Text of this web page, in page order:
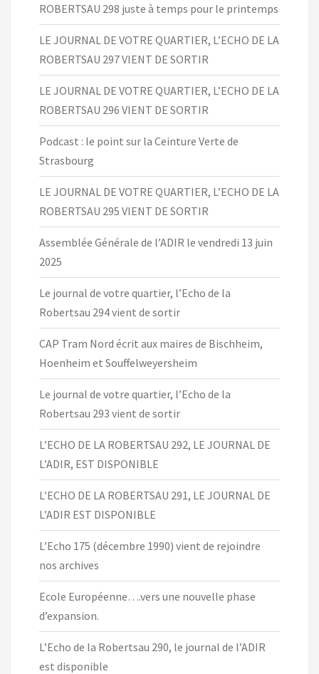
ROBERTSAU 298 juste à temps pour le printemps
LE JOURNAL DE VOTRE QUARTIER, L’ECHO DE LA
ROBERTSAU 297 VIENT DE SORTIR
LE JOURNAL DE VOTRE QUARTIER, L’ECHO DE LA
ROBERTSAU 296 VIENT DE SORTIR
Podcast : le point sur la Ceinture Verte de
Strasbourg
LE JOURNAL DE VOTRE QUARTIER, L’ECHO DE LA
ROBERTSAU 295 VIENT DE SORTIR
Assemblée Générale de l’ADIR le vendredi 13 juin
2025
Le journal de votre quartier, l’Echo de la
Robertsau 294 vient de sortir
CAP Tram Nord écrit aux maires de Bischheim,
Hoenheim et Souffelweyersheim
Le journal de votre quartier, l’Echo de la
Robertsau 293 vient de sortir
L’ECHO DE LA ROBERTSAU 292, LE JOURNAL DE
L’ADIR, EST DISPONIBLE
L’ECHO DE LA ROBERTSAU 291, LE JOURNAL DE
L’ADIR EST DISPONIBLE
L’Echo 175 (décembre 1990) vient de rejoindre
nos archives
Ecole Européenne….vers une nouvelle phase
d’expansion.
L’Echo de la Robertsau 290, le journal de l’ADIR
est disponible